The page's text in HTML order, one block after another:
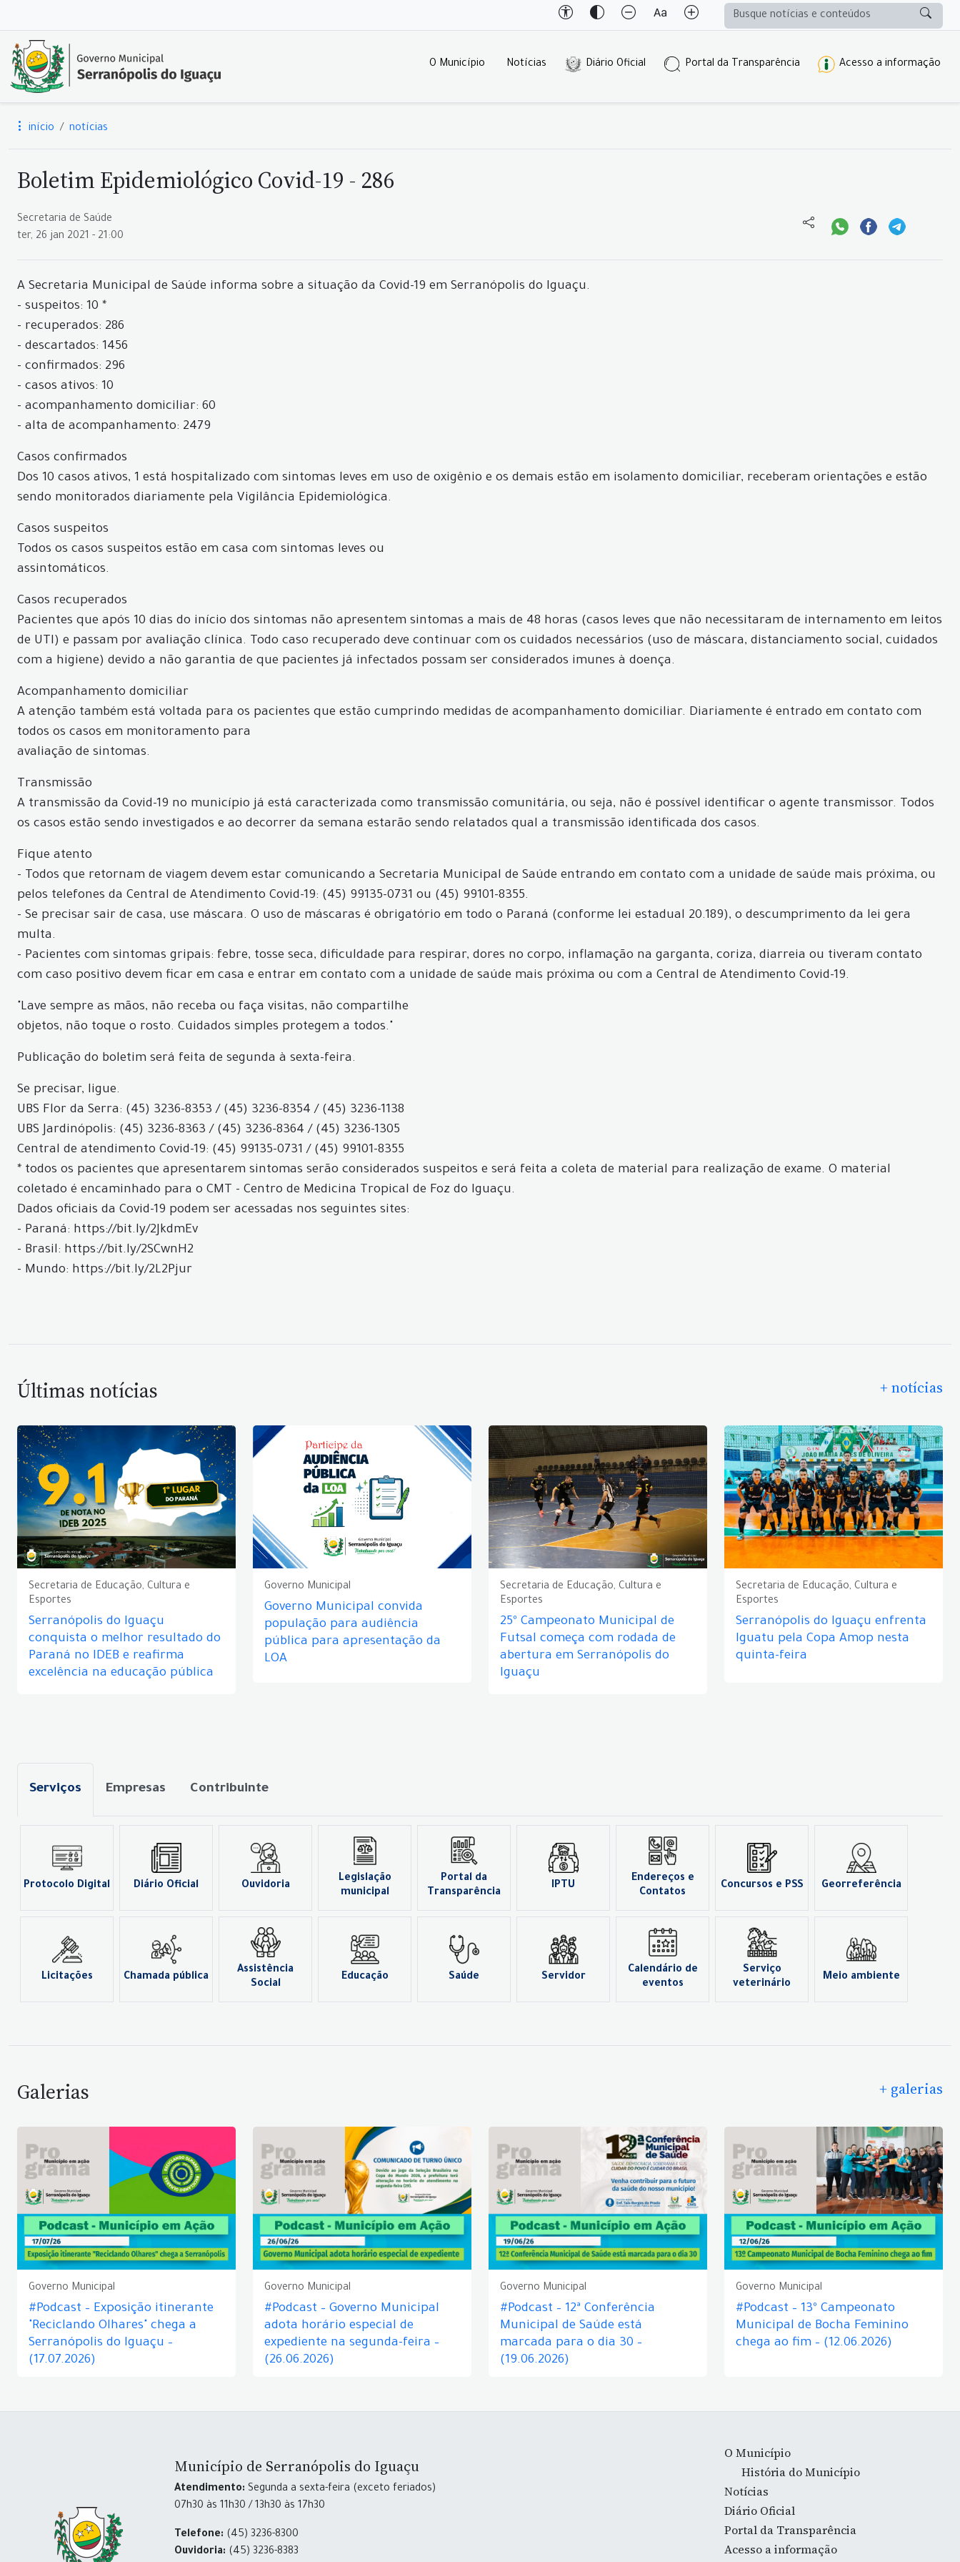
O Município Notícias Diário Oficial Portal da Transparência Acesso a informação
início notícias
Boletim Epidemiológico Covid-19 - 286
Secretaria de Saúde
ter, 26 jan 2021 - 21:00
A Secretaria Municipal de Saúde informa sobre a situação da Covid-19 em Serranópolis do Iguaçu.
- suspeitos: 10 *
- recuperados: 286
- descartados: 1456
- confirmados: 296
- casos ativos: 10
- acompanhamento domiciliar: 60
- alta de acompanhamento: 2479
Casos confirmados
Dos 10 casos ativos, 1 está hospitalizado com sintomas leves em uso de oxigênio e os demais estão em isolamento domiciliar, receberam orientações e estão
sendo monitorados diariamente pela Vigilância Epidemiológica.
Casos suspeitos
Todos os casos suspeitos estão em casa com sintomas leves ou
assintomáticos.
Casos recuperados
Pacientes que após 10 dias do início dos sintomas não apresentem sintomas a mais de 48 horas (casos leves que não necessitaram de internamento em leitos
de UTI) e passam por avaliação clínica. Todo caso recuperado deve continuar com os cuidados necessários (uso de máscara, distanciamento social, cuidados
com a higiene) devido a não garantia de que pacientes já infectados possam ser considerados imunes à doença.
Acompanhamento domiciliar
A atenção também está voltada para os pacientes que estão cumprindo medidas de acompanhamento domiciliar. Diariamente é entrado em contato com
todos os casos em monitoramento para
avaliação de sintomas.
Transmissão
A transmissão da Covid-19 no município já está caracterizada como transmissão comunitária, ou seja, não é possível identificar o agente transmissor. Todos
os casos estão sendo investigados e ao decorrer da semana estarão sendo relatados qual a transmissão identificada dos casos.
Fique atento
- Todos que retornam de viagem devem estar comunicando a Secretaria Municipal de Saúde entrando em contato com a unidade de saúde mais próxima, ou
pelos telefones da Central de Atendimento Covid-19: (45) 99135-0731 ou (45) 99101-8355.
- Se precisar sair de casa, use máscara. O uso de máscaras é obrigatório em todo o Paraná (conforme lei estadual 20.189), o descumprimento da lei gera
multa.
- Pacientes com sintomas gripais: febre, tosse seca, dificuldade para respirar, dores no corpo, inflamação na garganta, coriza, diarreia ou tiveram contato
com caso positivo devem ficar em casa e entrar em contato com a unidade de saúde mais próxima ou com a Central de Atendimento Covid-19.
"Lave sempre as mãos, não receba ou faça visitas, não compartilhe
objetos, não toque o rosto. Cuidados simples protegem a todos."
Publicação do boletim será feita de segunda à sexta-feira.
Se precisar, ligue.
UBS Flor da Serra: (45) 3236-8353 / (45) 3236-8354 / (45) 3236-1138
UBS Jardinópolis: (45) 3236-8363 / (45) 3236-8364 / (45) 3236-1305
Central de atendimento Covid-19: (45) 99135-0731 / (45) 99101-8355
* todos os pacientes que apresentarem sintomas serão considerados suspeitos e será feita a coleta de material para realização de exame. O material
coletado é encaminhado para o CMT - Centro de Medicina Tropical de Foz do Iguaçu.
Dados oficiais da Covid-19 podem ser acessadas nos seguintes sites:
- Paraná: https://bit.ly/2JkdmEv
- Brasil: https://bit.ly/2SCwnH2
- Mundo: https://bit.ly/2L2Pjur
Últimas notícias + notícias
Secretaria de Educação, Cultura e
Esportes
Serranópolis do Iguaçu
conquista o melhor resultado do
Paraná no IDEB e reafirma
excelência na educação pública
Governo Municipal
Governo Municipal convida
população para audiência
pública para apresentação da
LOA
Secretaria de Educação, Cultura e
Esportes
25º Campeonato Municipal de
Futsal começa com rodada de
abertura em Serranópolis do
Iguaçu
Secretaria de Educação, Cultura e
Esportes
Serranópolis do Iguaçu enfrenta
Iguatu pela Copa Amop nesta
quinta-feira
Serviços Empresas Contribuinte
Protocolo Digital Diário Oficial Ouvidoria
Legislação
municipal
Portal da
Transparência
IPTU
Endereços e
Contatos
Concursos e PSS Georreferência
Licitações Chamada pública
Assistência
Social
Educação Saúde Servidor
Calendário de
eventos
Serviço
veterinário
Meio ambiente
Galerias + galerias
Governo Municipal
#Podcast – Exposição itinerante
"Reciclando Olhares" chega a
Serranópolis do Iguaçu –
(17.07.2026)
Governo Municipal
#Podcast – Governo Municipal
adota horário especial de
expediente na segunda-feira –
(26.06.2026)
Governo Municipal
#Podcast – 12ª Conferência
Municipal de Saúde está
marcada para o dia 30 –
(19.06.2026)
Governo Municipal
#Podcast – 13º Campeonato
Municipal de Bocha Feminino
chega ao fim – (12.06.2026)
Município de Serranópolis do Iguaçu
Atendimento: Segunda a sexta-feira (exceto feriados)
07h30 às 11h30 / 13h30 às 17h30
Telefone: (45) 3236-8300
Ouvidoria: (45) 3236-8383
O Município
História do Município
Notícias
Diário Oficial
Portal da Transparência
Acesso a informação